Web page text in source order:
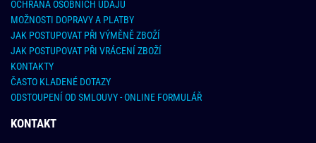
OCHRANA OSOBNÍCH ÚDAJŮ
MOŽNOSTI DOPRAVY A PLATBY
JAK POSTUPOVAT PŘI VÝMĚNĚ ZBOŽÍ
JAK POSTUPOVAT PŘI VRÁCENÍ ZBOŽÍ
KONTAKTY
ČASTO KLADENÉ DOTAZY
ODSTOUPENÍ OD SMLOUVY - ONLINE FORMULÁŘ
KONTAKT